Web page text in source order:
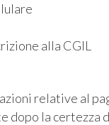
alla CGIL
relative al
dopo la certezza